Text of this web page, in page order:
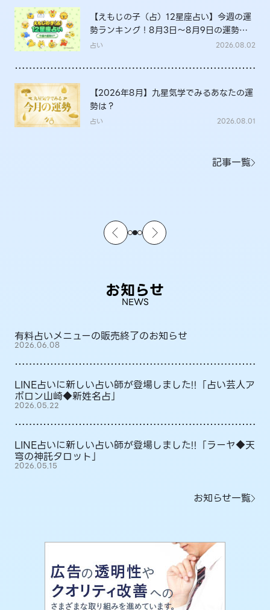
【えもじの子（占）12星座占い】今週の運
勢ランキング！8月3日～8月9日の運勢
は？
占い 2026.08.02
【2026年8月】九星気学でみるあなたの運
勢は？
占い 2026.08.01
記事一覧
お知らせ
NEWS
有料占いメニューの販売終了のお知らせ
2026.06.08
LINE占いに新しい占い師が登場しました!!「占い芸人ア
ポロン山崎◆新姓名占」
2026.05.22
LINE占いに新しい占い師が登場しました!!「ラーヤ◆天
穹の神託タロット」
2026.05.15
お知らせ一覧